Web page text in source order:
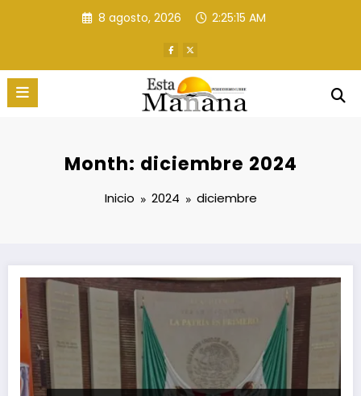
8 agosto, 2026 2:25:16 AM
Month: diciembre 2024
Inicio 2024 diciembre